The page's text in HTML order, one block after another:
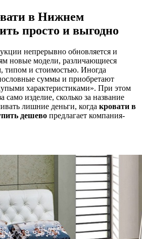
в Нижнем
просто и выгодно
непрерывно обновляется и
новые модели, различающиеся
типом и стоимостью. Иногда
суммы и приобретают
характеристиками». При этом
само изделие, сколько за название
лишние деньги, когда кровати в
дешево предлагает компания-